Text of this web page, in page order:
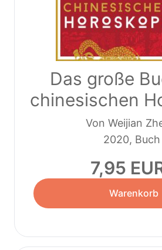
Das große
chinesischen
Von Weijian
2020, Buch
7,95
Warenkorb